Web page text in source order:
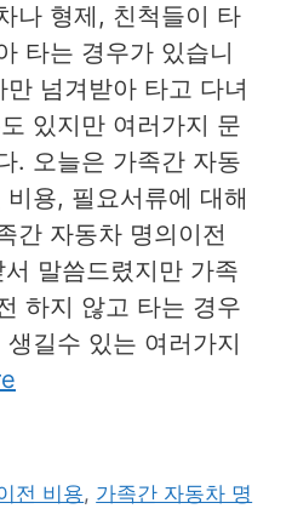
나 형제, 친척들이 타
타는 경우가 있습니
넘겨받아 타고 다녀
있지만 여러가지 문
. 오늘은 가족간 자동
용, 필요서류에 대해
간 자동차 명의이전
말씀드렸지만 가족
하지 않고 타는 경우
길수 있는 여러가지
전 비용, 가족간 자동차 명